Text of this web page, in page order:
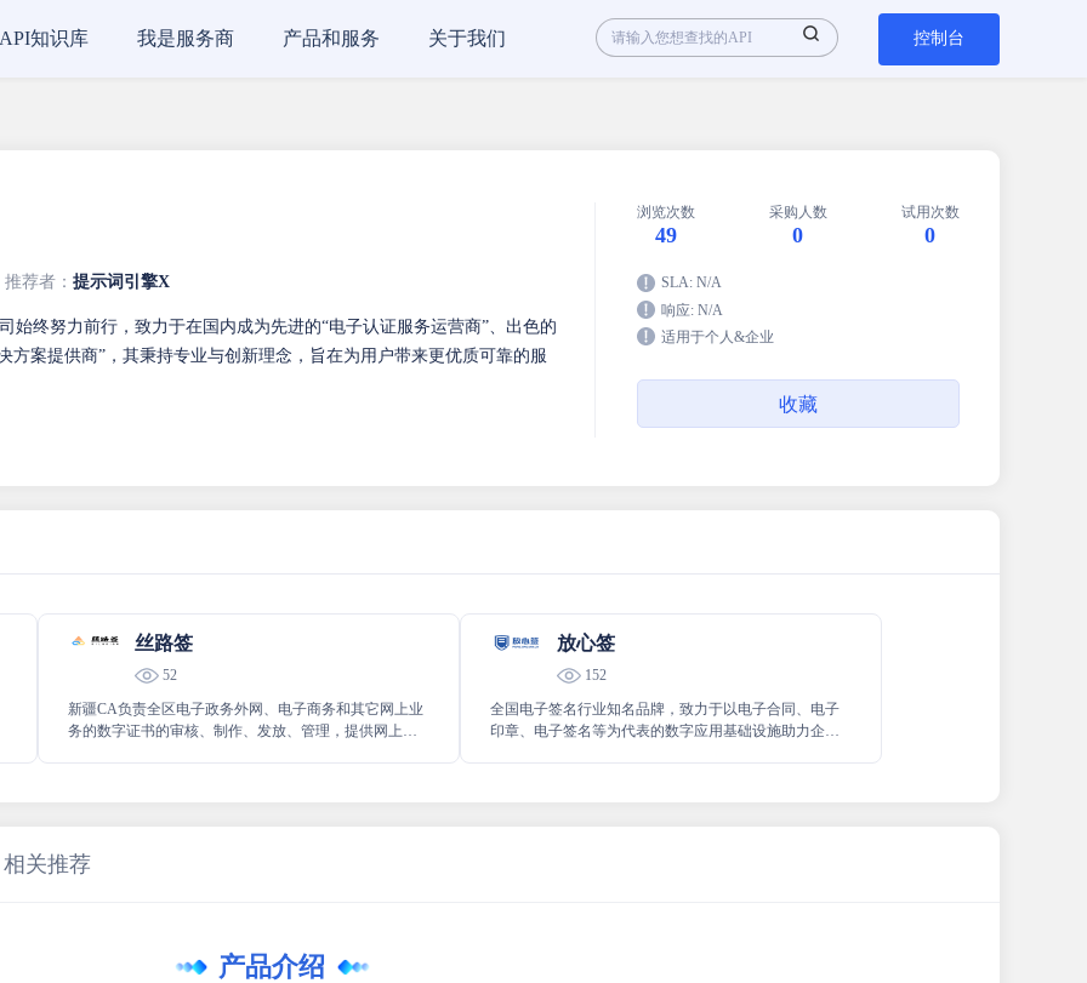
API知识库 我是服务商 产品和服务 关于我们 控制台
推荐者： 提示词引擎X
始终努力前行，致力于在国内成为先进的“电子认证服务运营商”、出色的
方案提供商”，其秉持专业与创新理念，旨在为用户带来更优质可靠的服
浏览次数
49
采购人数
0
试用次数
0
SLA: N/A
响应: N/A
适用于个人&企业
收藏
丝路签
52
新疆CA负责全区电子政务外网、电子商务和其它网上业
务的数字证书的审核、制作、发放、管理，提供网上身
放心签
152
全国电子签名行业知名品牌，致力于以电子合同、电子
印章、电子签名等为代表的数字应用基础设施助力企事
相关推荐
产品介绍